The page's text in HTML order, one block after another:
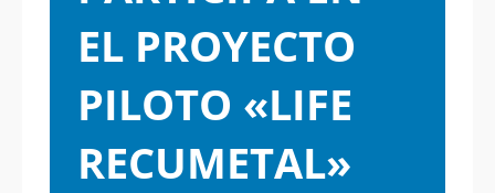
EL PROYECTO
PILOTO «LIFE
RECUMETAL»